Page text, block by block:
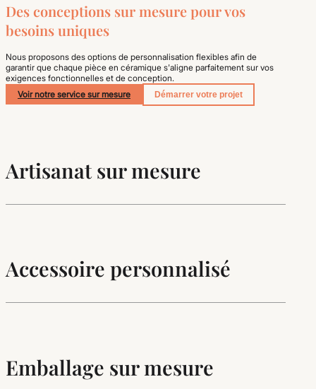
Des conceptions sur mesure pour vos
besoins uniques
Nous proposons des options de personnalisation flexibles afin de
garantir que chaque pièce en céramique s'aligne parfaitement sur vos
exigences fonctionnelles et de conception.
Voir notre service sur mesure
Démarrer votre projet
Artisanat sur mesure
Accessoire personnalisé
Emballage sur mesure